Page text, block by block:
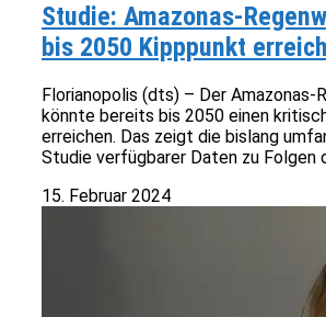
Studie: Amazonas-
bis 2050 Kipppunkt
Florianopolis (dts) – Der Amazonas-
könnte bereits bis 2050 einen
erreichen. Das zeigt die bislang
Studie verfügbarer Daten zu Folgen
15. Februar 2024